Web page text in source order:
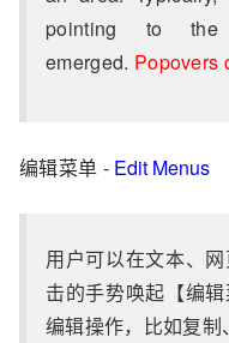
pointing to
emerged. Popovers
编辑菜单 - Edit Menus
用户可以在文本、
击的手势唤起【编
编辑操作，比如复制